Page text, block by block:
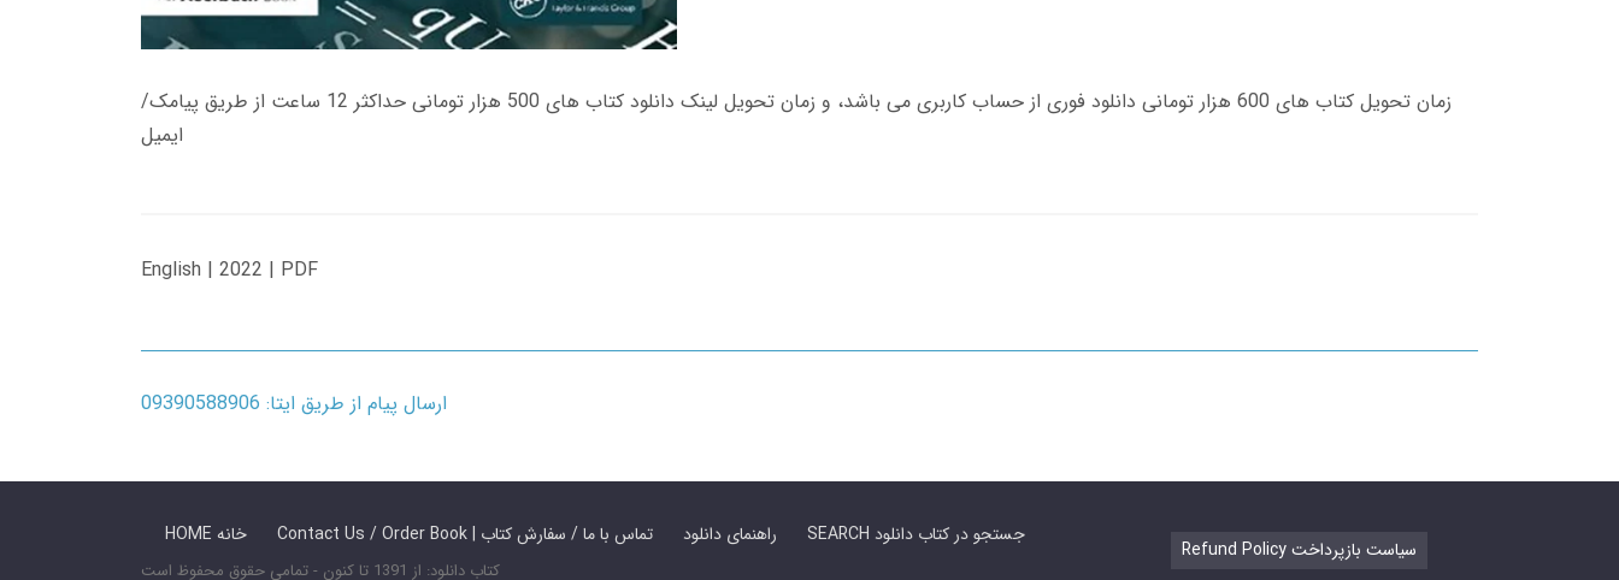
زمان تحویل کتاب های 600 هزار تومانی دانلود فوری از حساب کاربری می باشد، و زمان تحویل لینک دانلود کتاب های 500 هزار تومانی حداکثر 12 ساعت از طریق پیامک/
ایمیل
English | 2022 | PDF
ارسال پیام از طریق ایتا: 09390588906
HOME خانه Contact Us / Order Book | تماس با ما / سفارش کتاب راهنمای دانلود SEARCH جستجو در کتاب دانلود
کتاب دانلود: از 1391 تا کنون - تمامی حقوق محفوظ است
Refund Policy سیاست بازپرداخت